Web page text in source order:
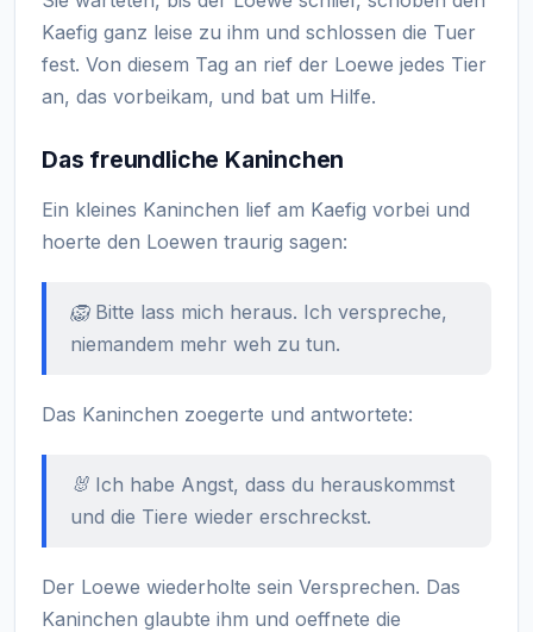
Kaefig ganz leise zu ihm und schlossen die Tuer
fest. Von diesem Tag an rief der Loewe jedes Tier
an, das vorbeikam, und bat um Hilfe.
Das freundliche Kaninchen
Ein kleines Kaninchen lief am Kaefig vorbei und
hoerte den Loewen traurig sagen:
🦁 Bitte lass mich heraus. Ich verspreche,
niemandem mehr weh zu tun.
Das Kaninchen zoegerte und antwortete:
🐰 Ich habe Angst, dass du herauskommst
und die Tiere wieder erschreckst.
Der Loewe wiederholte sein Versprechen. Das
Kaninchen glaubte ihm und oeffnete die